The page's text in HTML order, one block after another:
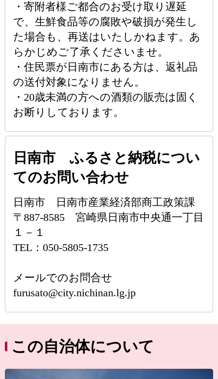
・寄附者様ご都合のお受け取り遅延
で、生鮮食品等の腐敗や破損が発生し
た場合も、再送はいたしかねます。あ
らかじめご了承くださいませ。
・住民票が日南市にある方は、返礼品
の送付対象になりません。
・20歳未満の方への酒類の販売は固く
お断りしております。
日南市 ふるさと納税につい
てのお問い合わせ
日南市 日南市産業経済部商工政策課
〒887-8585 宮崎県日南市中央通一丁目
１－１
TEL：050-5805-1735
メールでのお問合せ
furusato@city.nichinan.lg.jp
この自治体について